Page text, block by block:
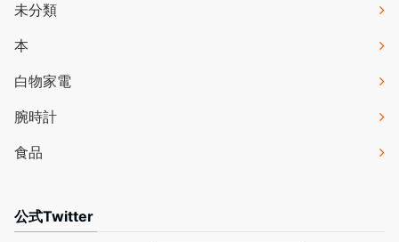
未分類
本
白物家電
腕時計
食品
公式Twitter